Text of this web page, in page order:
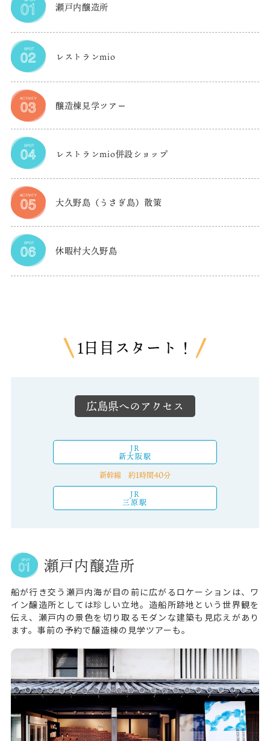
瀬戸内醸造所
レストランmio
醸造棟見学ツアー
レストランmio併設ショップ
大久野島（うさぎ島）散策
休暇村大久野島
1日目スタート！
広島県へのアクセス
JR
新大阪駅
新幹線 約1時間40分
JR
三原駅
瀬戸内醸造所
船が行き交う瀬戸内海が目の前に広がるロケーションは、ワ
イン醸造所としては珍しい立地。造船所跡地という世界観を
伝え、瀬戸内の景色を切り取るモダンな建築も見応えがあり
ます。事前の予約で醸造棟の見学ツアーも。